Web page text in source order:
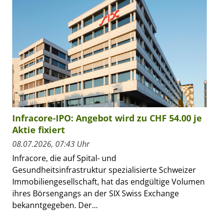
Infracore-IPO: Angebot wird zu CHF 54.00 je
Aktie fixiert
08.07.2026, 07:43 Uhr
Infracore, die auf Spital- und
Gesundheitsinfrastruktur spezialisierte Schweizer
Immobiliengesellschaft, hat das endgültige Volumen
ihres Börsengangs an der SIX Swiss Exchange
bekanntgegeben. Der...